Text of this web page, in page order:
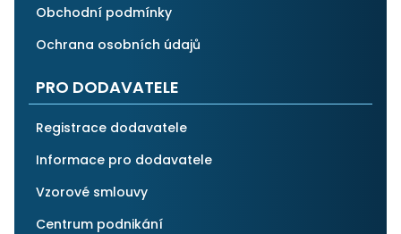
Obchodní podmínky
Ochrana osobních údajů
PRO DODAVATELE
Registrace dodavatele
Informace pro dodavatele
Vzorové smlouvy
Centrum podnikání